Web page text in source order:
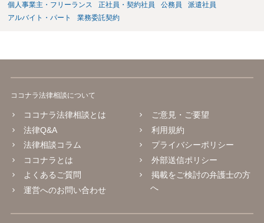
個人事業主・フリーランス
正社員・契約社員 公務員
派遣社員
アルバイト・パート
業務委託契約
ココナラ法律相談について
ココナラ法律相談とは
法律Q&A
法律相談コラム
ココナラとは
よくあるご質問
運営へのお問い合わせ
ご意見・ご要望
利用規約
プライバシーポリシー
外部送信ポリシー
掲載をご検討の弁護士の方
へ